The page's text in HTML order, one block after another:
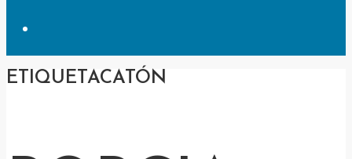
ETIQUETACATÓN